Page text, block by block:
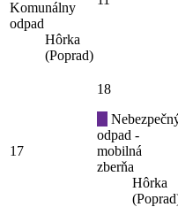
Komunálny
odpad
Hôrka
(Poprad)
17
18
odpad -
mobilná
zberňa
Hôrka